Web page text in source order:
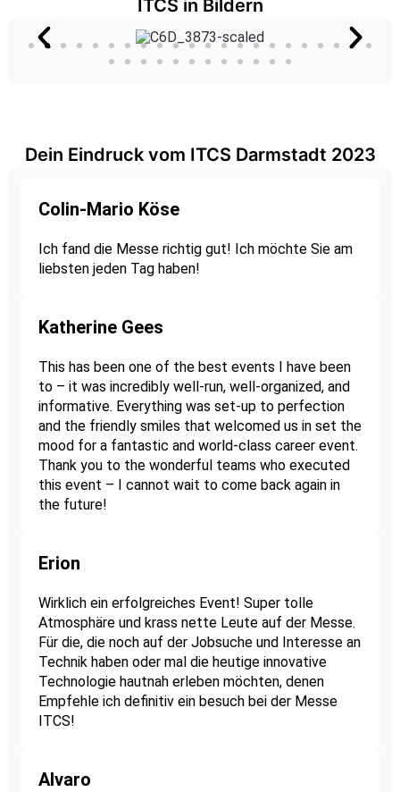
ITCS in Bildern
Dein Eindruck vom ITCS Darmstadt 2023
Colin-Mario Köse
Ich fand die Messe richtig gut! Ich möchte Sie am
liebsten jeden Tag haben!
Katherine Gees
This has been one of the best events I have been
to – it was incredibly well-run, well-organized, and
informative. Everything was set-up to perfection
and the friendly smiles that welcomed us in set the
mood for a fantastic and world-class career event.
Thank you to the wonderful teams who executed
this event – I cannot wait to come back again in
the future!
Erion
Wirklich ein erfolgreiches Event! Super tolle
Atmosphäre und krass nette Leute auf der Messe.
Für die, die noch auf der Jobsuche und Interesse an
Technik haben oder mal die heutige innovative
Technologie hautnah erleben möchten, denen
Empfehle ich definitiv ein besuch bei der Messe
ITCS!
Alvaro